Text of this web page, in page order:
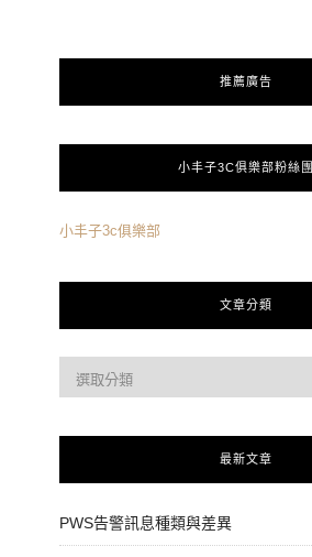
推薦廣告
小丰子3C俱樂部粉絲團
小丰子3c俱樂部
文章分類
最新文章
PWS告警訊息種類與差異